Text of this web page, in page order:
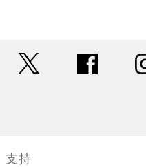
facebook
支持